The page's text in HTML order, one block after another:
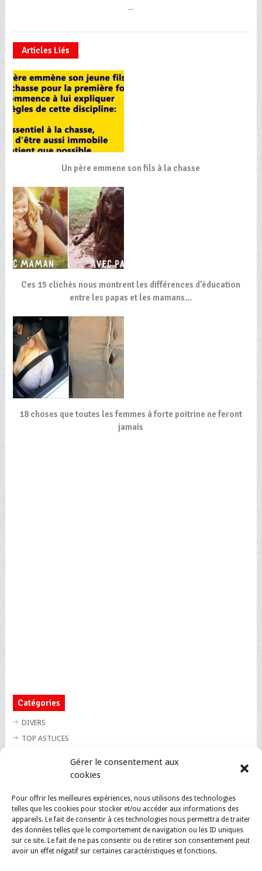
Gérer le consentement aux
cookies
Pour offrir les meilleures expériences, nous utilisons des technologies
telles que les cookies pour stocker et/ou accéder aux informations des
appareils. Le fait de consentir à ces technologies nous permettra de traiter
des données telles que le comportement de navigation ou les ID uniques
sur ce site. Le fait de ne pas consentir ou de retirer son consentement peut
avoir un effet négatif sur certaines caractéristiques et fonctions.
...
Articles Liés
Un père emmene son fils à la chasse
Ces 15 clichés nous montrent les différences d’éducation
entre les papas et les mamans…
18 choses que toutes les femmes à forte poitrine ne feront
jamais
Catégories
DIVERS
TOP ASTUCES
TOP INSOLITE
TOP SANTE